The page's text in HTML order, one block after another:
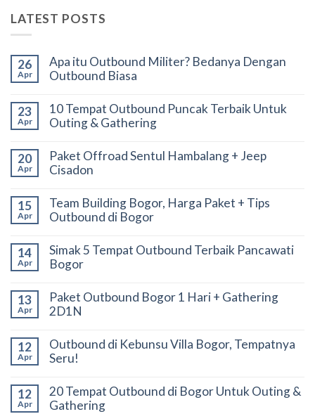
LATEST POSTS
26
Apr
Apa itu Outbound Militer? Bedanya Dengan
Outbound Biasa
23
Apr
10 Tempat Outbound Puncak Terbaik Untuk
Outing & Gathering
20
Apr
Paket Offroad Sentul Hambalang + Jeep
Cisadon
15
Apr
Team Building Bogor, Harga Paket + Tips
Outbound di Bogor
14
Apr
Simak 5 Tempat Outbound Terbaik Pancawati
Bogor
13
Apr
Paket Outbound Bogor 1 Hari + Gathering
2D1N
12
Apr
Outbound di Kebunsu Villa Bogor, Tempatnya
Seru!
12
Apr
20 Tempat Outbound di Bogor Untuk Outing &
Gathering